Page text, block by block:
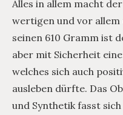
Alles in allem macht
wertigen und vor
seinen 610 Gramm ist
aber mit Sicherheit
welches sich auch
ausleben dürfte. Das
und Synthetik fasst